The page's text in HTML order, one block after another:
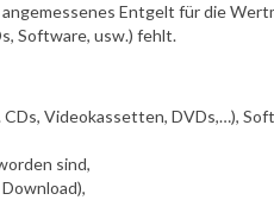
Entgelt für die
Software, usw.) fehlt.
Videokassetten, DVDs,…),
sind,